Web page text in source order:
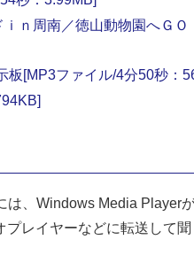
ｎ周南／徳山動物園へＧＯ
板[MP3ファイル/4分50秒：
、Windows Media Playerが
レイヤーなどに転送して聞